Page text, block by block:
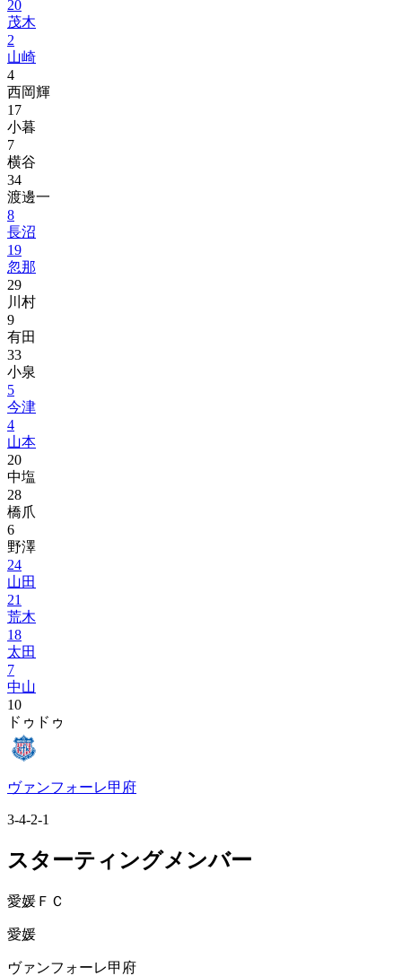
20
茂木
2
山崎
4
西岡輝
17
小暮
7
横谷
34
渡邊一
8
長沼
19
忽那
29
川村
9
有田
33
小泉
5
今津
4
山本
20
中塩
28
橋爪
6
野澤
24
山田
21
荒木
18
太田
7
中山
10
ドゥドゥ
ヴァンフォーレ甲府
3-4-2-1
スターティングメンバー
愛媛ＦＣ
愛媛
ヴァンフォーレ甲府